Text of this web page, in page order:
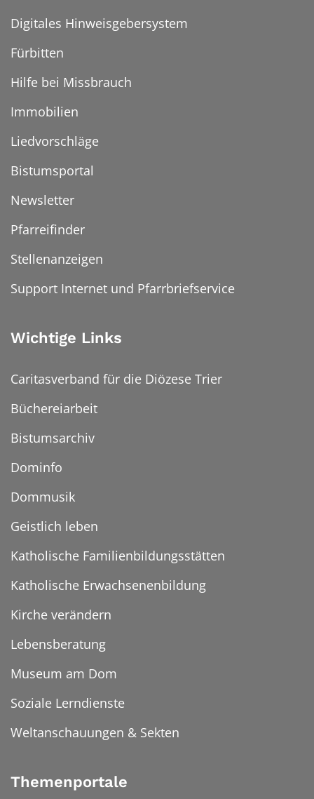
Digitales Hinweisgebersystem
Fürbitten
Hilfe bei Missbrauch
Immobilien
Liedvorschläge
Bistumsportal
Newsletter
Pfarreifinder
Stellenanzeigen
Support Internet und Pfarrbriefservice
Wichtige Links
Caritasverband für die Diözese Trier
Büchereiarbeit
Bistumsarchiv
Dominfo
Dommusik
Geistlich leben
Katholische Familienbildungsstätten
Katholische Erwachsenenbildung
Kirche verändern
Lebensberatung
Museum am Dom
Soziale Lerndienste
Weltanschauungen & Sekten
Themenportale